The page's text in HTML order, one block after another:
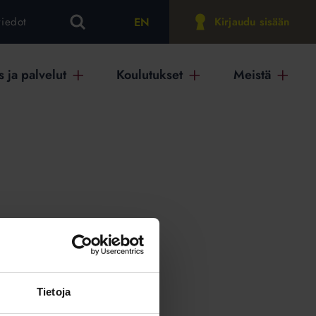
Tietoja
EN Kirjaudu sisään
ja palvelut Koulutukset Meistä